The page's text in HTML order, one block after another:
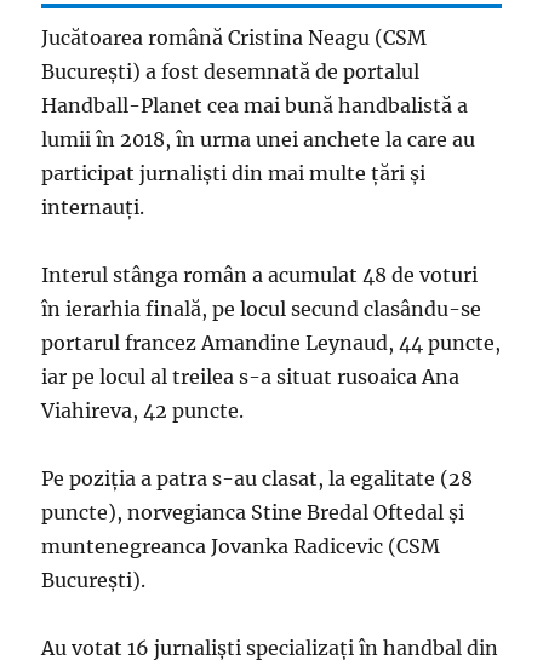
Jucătoarea română Cristina Neagu (CSM
Bucureşti) a fost desemnată de portalul
Handball-Planet cea mai bună handbalistă a
lumii în 2018, în urma unei anchete la care au
participat jurnalişti din mai multe ţări şi
internauţi.
Interul stânga român a acumulat 48 de voturi
în ierarhia finală, pe locul secund clasându-se
portarul francez Amandine Leynaud, 44 puncte,
iar pe locul al treilea s-a situat rusoaica Ana
Viahireva, 42 puncte.
Pe poziţia a patra s-au clasat, la egalitate (28
puncte), norvegianca Stine Bredal Oftedal şi
muntenegreanca Jovanka Radicevic (CSM
Bucureşti).
Au votat 16 jurnalişti specializaţi în handbal din